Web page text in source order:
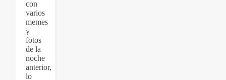
con
varios
memes
y
fotos
de la
noche
anterior,
lo